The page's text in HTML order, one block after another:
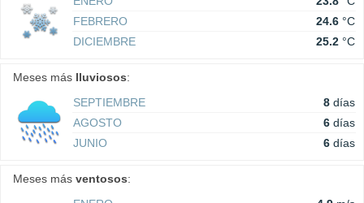
FEBRERO
24.6 °C
DICIEMBRE
25.2 °C
Meses más lluviosos:
SEPTIEMBRE
8 días
AGOSTO
6 días
JUNIO
6 días
Meses más ventosos: